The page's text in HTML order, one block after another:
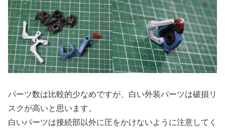
パーツ数は比較的少なめですが、白い外装パーツは破損リ
スクが高いと思います。
白いパーツは接続部以外に圧をかけないように注意してく